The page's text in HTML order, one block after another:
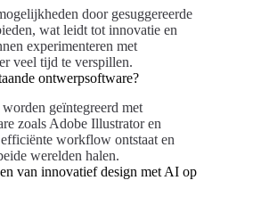
door gesuggereerde
wat leidt tot innovatie en
experimenteren met
veel tijd te verspillen.
ontwerpsoftware?
geïntegreerd met
zoals Adobe Illustrator en
workflow ontstaat en
werelden halen.
van innovatief design met AI op